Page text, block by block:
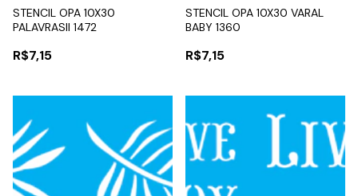
STENCIL OPA 10X30
PALAVRASII 1472
R$7,15
STENCIL OPA 10X30 VARAL
BABY 1360
R$7,15